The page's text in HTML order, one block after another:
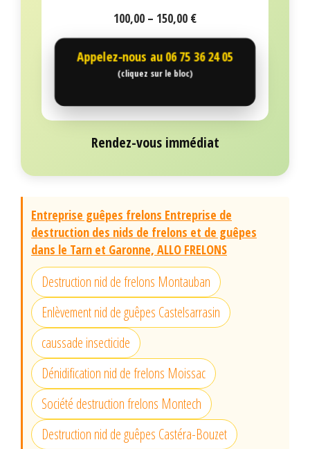
100,00 – 150,00 €
Appelez-nous au06 75 36 24 05
(cliquez sur le bloc)
Rendez-vous immédiat
Entreprise guêpes frelons Entreprise de
destruction des nids de frelons et de guêpes
dans le Tarn et Garonne, ALLO FRELONS
Destruction nid de frelons Montauban
Enlèvement nid de guêpes Castelsarrasin
caussade insecticide
Dénidification nid de frelons Moissac
Société destruction frelons Montech
Destruction nid de guêpes Castéra-Bouzet